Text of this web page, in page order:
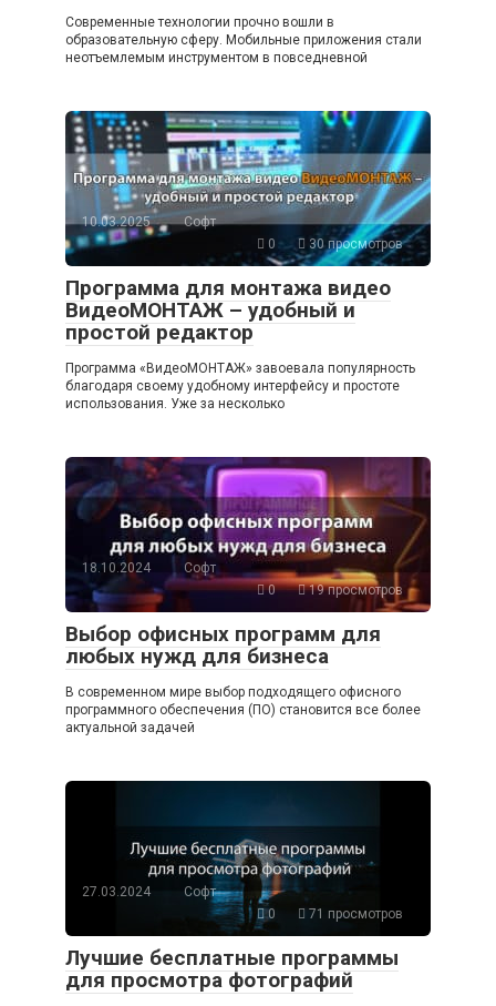
Современные технологии прочно вошли в
образовательную сферу. Мобильные приложения стали
неотъемлемым инструментом в повседневной
10.03.2025
Софт
0
30 просмотров
Программа для монтажа видео
ВидеоМОНТАЖ – удобный и
простой редактор
Программа «ВидеоМОНТАЖ» завоевала популярность
благодаря своему удобному интерфейсу и простоте
использования. Уже за несколько
18.10.2024
Софт
0
19 просмотров
Выбор офисных программ для
любых нужд для бизнеса
В современном мире выбор подходящего офисного
программного обеспечения (ПО) становится все более
актуальной задачей
27.03.2024
Софт
0
71 просмотров
Лучшие бесплатные программы
для просмотра фотографий